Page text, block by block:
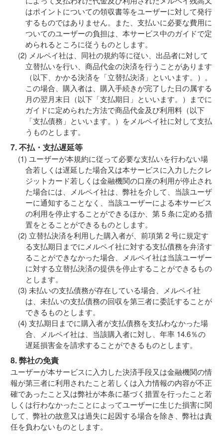
はポイントについての領収書等をユーザーに対して発行
するものではありません。また、支払いに必要な費用に
ついてのユーザーの負担は、本サービス中のガイドで定
められるところに従うものとします。
メルペイ社は、同社の規約等に従い、出品者に対して
立替払いを行い、商品代金の決済を行うことがあります
（以下、かかる決済を「立替払決済」といいます。）。
この場合、購入者は、購入手続きが完了した日の属する
月の翌月末日（以下「支払期日」といいます。）までに
ガイドに定められた方法で商品代金及び利用料（以下
「支払債務」といいます。）をメルペイ社に対して支払
うものとします。
7. 不払・支払遅延等
ユーザーが本規約に従って必要な支払いを行わない場
合若しくは遅延した場合又は本サービスに入力したクレ
ジットカード若しくは金融機関の口座の利用が停止され
た場合には、メルペイ社は、弊社を介して、当該ユーザ
ーに通知することなく、当該ユーザーによる本サービス
の利用を停止することができるほか、第 5 条に定める措
置をとることができるものとします。
立替払決済を利用した購入者が、前項第 2 号に規定す
る支払期日までにメルペイ社に対する支払債務を弁済す
ることができなかった場合、メルペイ社は当該ユーザー
に対する立替払決済の提供を停止することができるもの
とします。
未払いの支払債務が存在している場合、メルペイ社
は、未払いの支払債務の回収を第三者に委託することが
できるものとします。
支払期日までに購入者が支払債務を支払わなかった場
合、メルペイ社は、当該購入者に対し、年率 14.6％の
遅延損害金を請求することができるものとします。
8. 弊社の免責
ユーザーが本サービスに入力した決済手段又は金融機関の情
報が第三者に利用されたこと若しくは入力情報の内容が不正
確であったこと又は弊社が本条に基づく措置を行ったこと若
しくは行わなかったことによってユーザーに生じた損害に関
して、弊社の故意又は過失に起因する場合を除き、弊社は責
任を負わないものとします。